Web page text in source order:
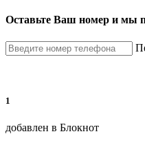
Оставьте Ваш номер и мы
1
добавлен в Блокнот